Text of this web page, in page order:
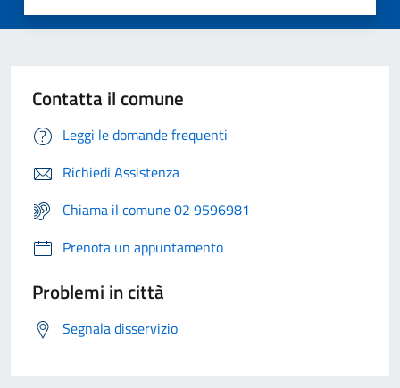
Contatta il comune
Leggi le domande frequenti
Richiedi Assistenza
Chiama il comune 02 9596981
Prenota un appuntamento
Problemi in città
Segnala disservizio